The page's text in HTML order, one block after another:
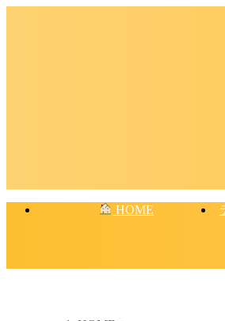
HOME